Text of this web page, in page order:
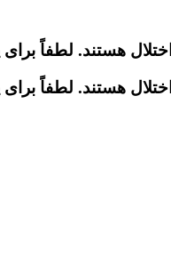
برای پشتیبانی با شماره
برای پشتیبانی با شماره